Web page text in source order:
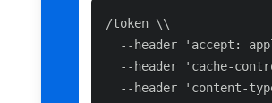
/token \\
--header 'accept:
--header 'cache-
--header 'content-